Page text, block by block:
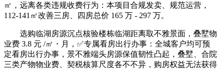
㎡，远离各类违规收费行为：本项目合规发卖、规范运营，
112-141㎡改善三房、四房总价 165 万 - 297 万。
选购临湖房源沉点核验楼栋临湖距离取不雅景面，叠墅物
业费 3.8 元 /㎡・月，✅专属看房出行办事：全城客户均可预
定看房出行办事，景不雅端头房源保值韧性凸起，叠墅、合院
三类产物物业费、契税核算尺度各不不异，购房权益无法获得